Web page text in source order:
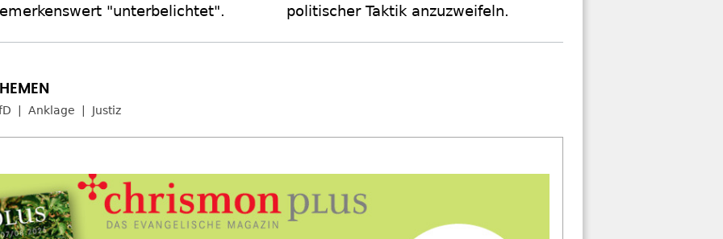
"unterbelichtet".
politischer Taktik anzuzweifeln.
Anklage Justiz